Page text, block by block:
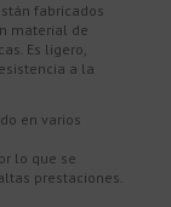
fabricados
material de
Es ligero,
a la
en varios
lo que se
prestaciones.